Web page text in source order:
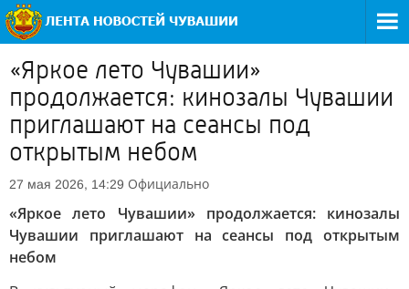
«Яркое лето Чувашии»
продолжается: кинозалы Чувашии
приглашают на сеансы под
открытым небом
27 мая 2026, 14:29 Официально
«Яркое лето Чувашии» продолжается: кинозалы
Чувашии приглашают на сеансы под открытым
небом